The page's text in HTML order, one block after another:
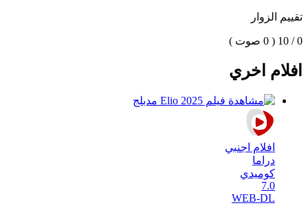
تقييم الزوار
0 / 10 ( 0 صوت )
افلام اخري
افلام اجنبي
دراما
كوميدي
7.0
WEB-DL